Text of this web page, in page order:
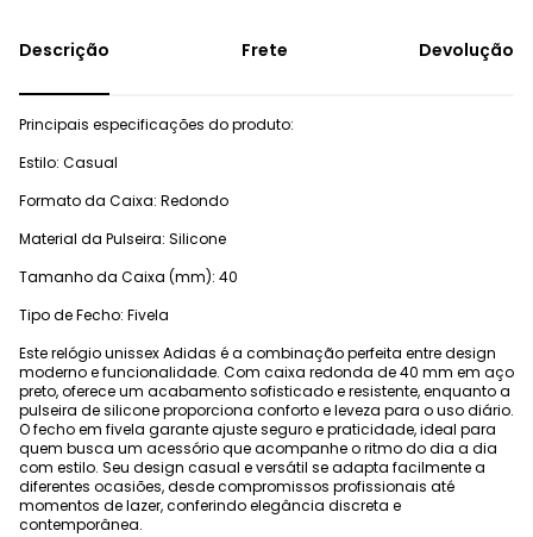
Frete Devolução
Principais especificações do produto:
Estilo: Casual
Formato da Caixa: Redondo
Material da Pulseira: Silicone
Tamanho da Caixa (mm): 40
Tipo de Fecho: Fivela
Este relógio unissex Adidas é a combinação perfeita entre design
moderno e funcionalidade. Com caixa redonda de 40 mm em aço
preto, oferece um acabamento sofisticado e resistente, enquanto a
pulseira de silicone proporciona conforto e leveza para o uso diário.
O fecho em fivela garante ajuste seguro e praticidade, ideal para
quem busca um acessório que acompanhe o ritmo do dia a dia
com estilo. Seu design casual e versátil se adapta facilmente a
diferentes ocasiões, desde compromissos profissionais até
momentos de lazer, conferindo elegância discreta e
contemporânea.